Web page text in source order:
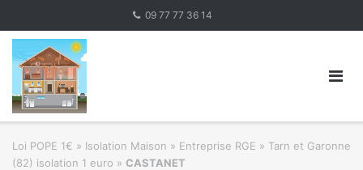
content
09 77 77 36 14
Loi POPE 1€ » Isolation Maison » Entreprise RGE » Tarn et Garonne
(82) isolation 1 euro » CASTANET